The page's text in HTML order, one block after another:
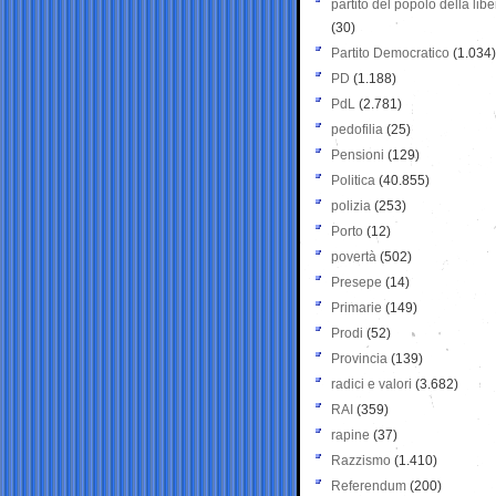
partito del popolo della
(30)
Partito Democratico (1.034)
PD (1.188)
PdL (2.781)
pedofilia (25)
Pensioni (129)
Politica (40.855)
polizia (253)
Porto (12)
povertà (502)
Presepe (14)
Primarie (149)
Prodi (52)
Provincia (139)
radici e valori (3.682)
RAI (359)
rapine (37)
Razzismo (1.410)
Referendum (200)